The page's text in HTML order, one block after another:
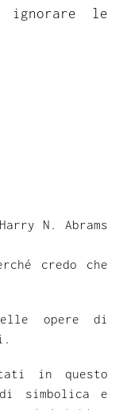
ignorare le
N. Abrams
credo che
opere di
in questo
simbolica e